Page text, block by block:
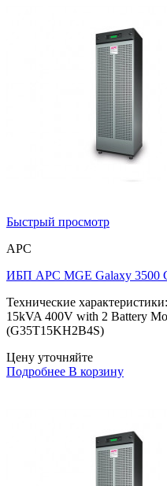
Быстрый просмотр
APC
ИБП APC MGE Galaxy 3500
Технические
15kVA 400V with 2 Battery
(G35T15KH2B4S)
Цену уточняйте
Подробнее В корзину